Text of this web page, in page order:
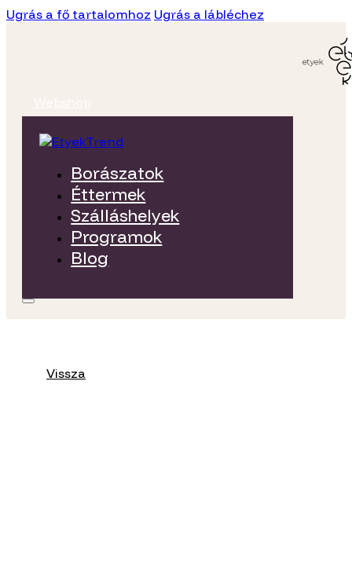
Ugrás a fő tartalomhoz Ugrás a lábléchez
Borászatok
Éttermek
Szálláshelyek
Programok
Blog
Vissza